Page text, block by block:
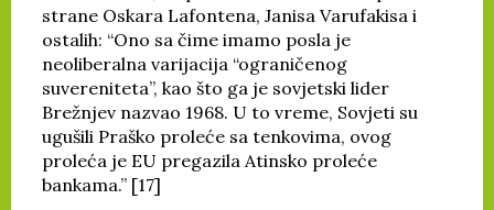
strane Oskara Lafontena, Janisa Varufakisa i
ostalih: “Ono sa čime imamo posla je
neoliberalna varijacija “ograničenog
suvereniteta”, kao što ga je sovjetski lider
Brežnjev nazvao 1968. U to vreme, Sovjeti su
ugušili Praško proleće sa tenkovima, ovog
proleća je EU pregazila Atinsko proleće
bankama.” [17]